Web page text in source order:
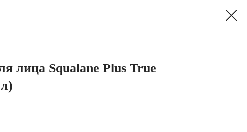
лица Squalane Plus True